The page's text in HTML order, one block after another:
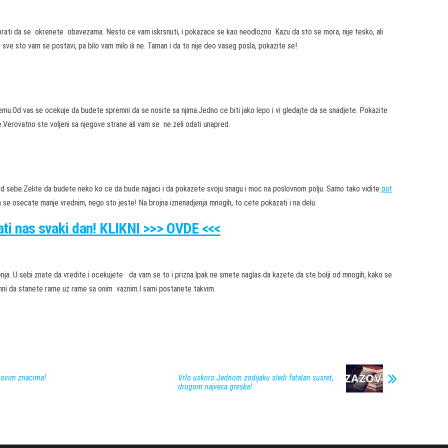
da se okrenete obavezama. Nesto ce vam iskrsnuti, i pokazace se kao neodlozno. Kazu da sto se mora, nije tesko, ali
sto vam se postavi, pa bilo vam milo ili ne. Taman i da to nije deo vaseg posla, pokazite se!
vas se ocekuje da budete spremni da se nosite sa njima.Jedno ce biti jako lepo i vi gledajte da se snadjete. Pokazite
ste voljeni sa njegove strane ali vam se ne zeli odati unapred.
sebe.Zelite da budete neko ko ce da bude najjaci i da pokazete svoju snagu i moc na poslovnom polju. Samo tako vidite put
osecate manje vrednim, nego sto jeste! Na brojna iznenadjenja mnogih, to cete pokazati i na delu.
nas svaki dan! KLIKNI >>> OVDE <<<
U sebi znate da vredite i ocekujete da vam se to i prizna.Ipak ne smete naglas da kazete da ste bolji od mnogih, kako se
da stanete rame uz rame sa onim vaznim.I sami postanete takvim.
znacima!
Vrlo uskoro:Jednom zodijaku sledi fatalan susret,
drugom najveca greska!